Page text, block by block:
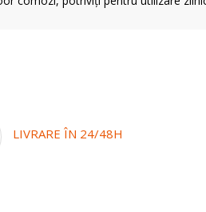
LIVRARE ÎN 24/48H